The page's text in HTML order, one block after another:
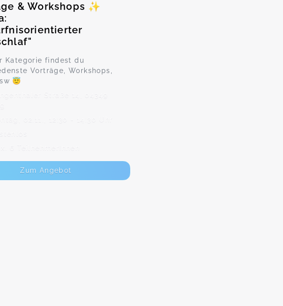
& Workshops ✨
Kategorie findest du
Vorträge, Workshops,
😇
Straße 14, 04349
02.11., 12:30 - 14:30 Uhr
6 TeilnehmerInnen
Zum Angebot